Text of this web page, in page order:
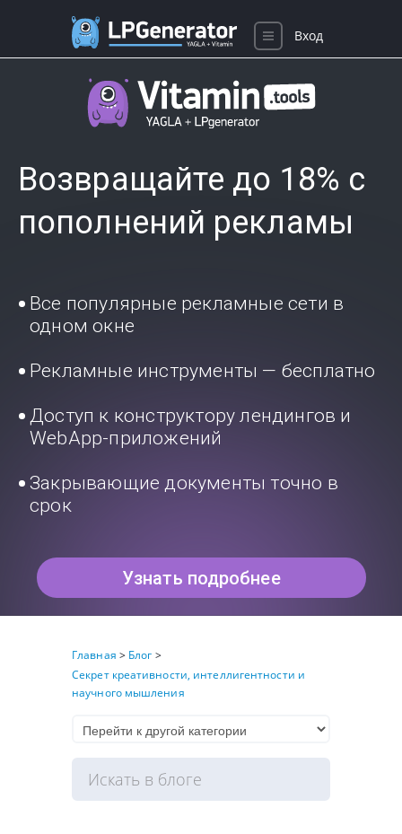
Возвращайте до 18% с
пополнений рекламы
Все популярные рекламные сети в
одном окне
Рекламные инструменты — бесплатно
Доступ к конструктору лендингов и
WebApp-приложений
Закрывающие документы точно в
срок
Узнать подробнее
Главная > Блог >
Секрет креативности, интеллигентности и
научного мышления
Вход